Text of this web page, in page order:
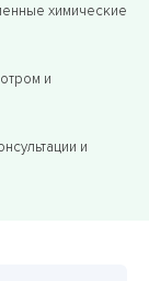
химические
и
и